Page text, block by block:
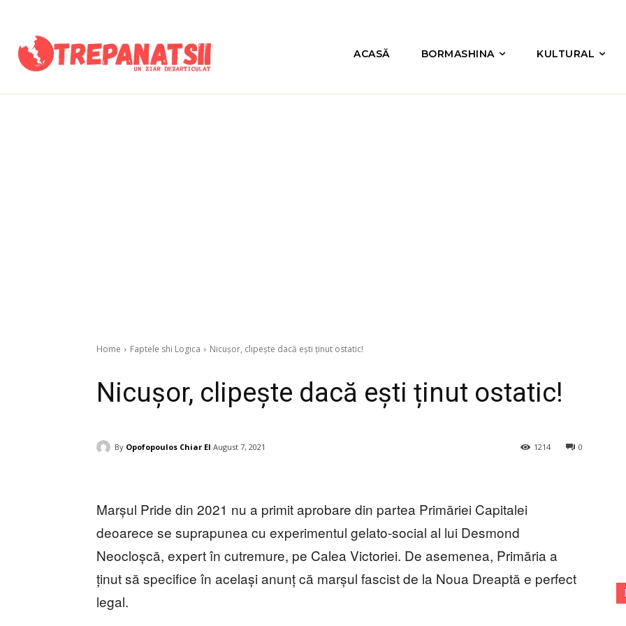
ACASĂ BORMASHINA KULTURAL
Home Faptele shi Logica Nicușor, clipește dacă ești ținut ostatic!
Nicușor, clipește dacă ești ținut ostatic!
By Opofopoulos Chiar El August 7, 2021 0
1214
Marșul Pride din 2021 nu a primit aprobare din partea Primăriei Capitalei
deoarece se suprapunea cu experimentul gelato-social al lui Desmond
Neocloșcă, expert în cutremure, pe Calea Victoriei. De asemenea, Primăria a
ținut să specifice în același anunț că marșul fascist de la Noua Dreaptă e perfect
legal.